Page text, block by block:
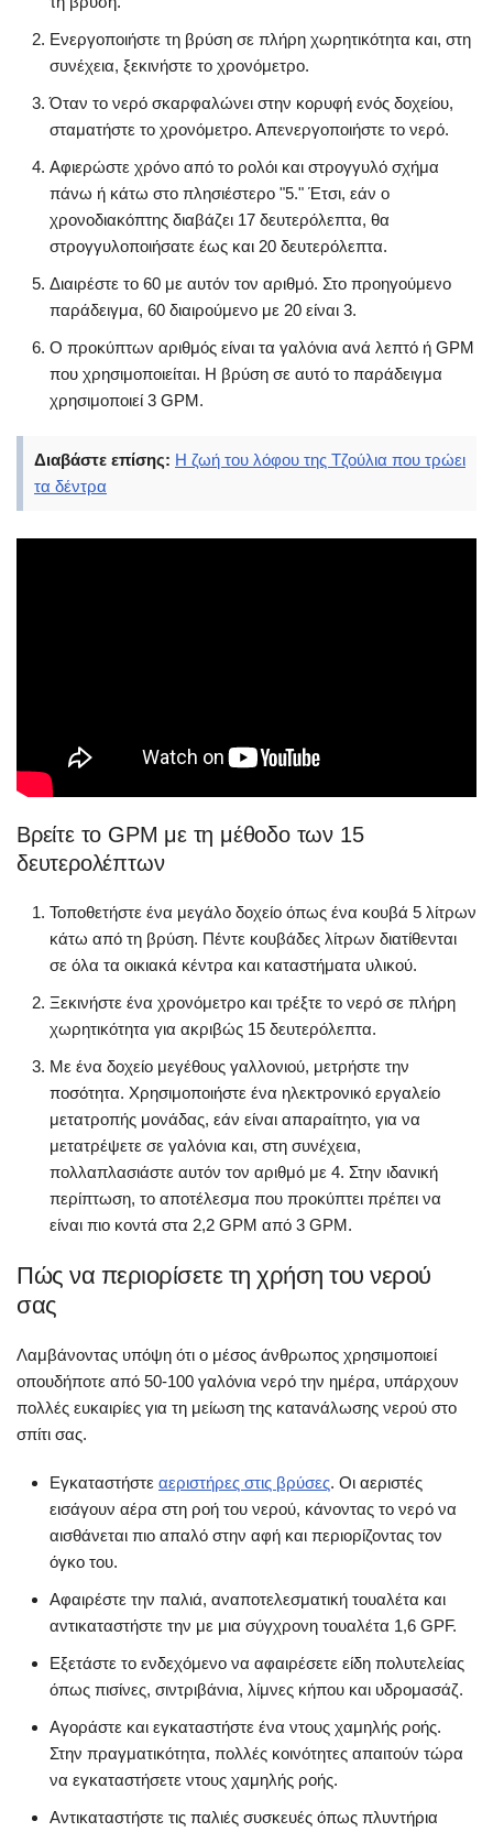
Ενεργοποιήστε τη βρύση σε πλήρη χωρητικότητα και, στη
συνέχεια, ξεκινήστε το χρονόμετρο.
Όταν το νερό σκαρφαλώνει στην κορυφή ενός δοχείου,
σταματήστε το χρονόμετρο. Απενεργοποιήστε το νερό.
Αφιερώστε χρόνο από το ρολόι και στρογγυλό σχήμα
πάνω ή κάτω στο πλησιέστερο "5." Έτσι, εάν ο
χρονοδιακόπτης διαβάζει 17 δευτερόλεπτα, θα
στρογγυλοποιήσατε έως και 20 δευτερόλεπτα.
Διαιρέστε το 60 με αυτόν τον αριθμό. Στο προηγούμενο
παράδειγμα, 60 διαιρούμενο με 20 είναι 3.
Ο προκύπτων αριθμός είναι τα γαλόνια ανά λεπτό ή GPM
που χρησιμοποιείται. Η βρύση σε αυτό το παράδειγμα
χρησιμοποιεί 3 GPM.
Διαβάστε επίσης: Η ζωή του λόφου της Τζούλια που τρώει
τα δέντρα
Βρείτε το GPM με τη μέθοδο των 15
δευτερολέπτων
Τοποθετήστε ένα μεγάλο δοχείο όπως ένα κουβά 5 λίτρων
κάτω από τη βρύση. Πέντε κουβάδες λίτρων διατίθενται
σε όλα τα οικιακά κέντρα και καταστήματα υλικού.
Ξεκινήστε ένα χρονόμετρο και τρέξτε το νερό σε πλήρη
χωρητικότητα για ακριβώς 15 δευτερόλεπτα.
Με ένα δοχείο μεγέθους γαλλονιού, μετρήστε την
ποσότητα. Χρησιμοποιήστε ένα ηλεκτρονικό εργαλείο
μετατροπής μονάδας, εάν είναι απαραίτητο, για να
μετατρέψετε σε γαλόνια και, στη συνέχεια,
πολλαπλασιάστε αυτόν τον αριθμό με 4. Στην ιδανική
περίπτωση, το αποτέλεσμα που προκύπτει πρέπει να
είναι πιο κοντά στα 2,2 GPM από 3 GPM.
Πώς να περιορίσετε τη χρήση του νερού
σας
Λαμβάνοντας υπόψη ότι ο μέσος άνθρωπος χρησιμοποιεί
οπουδήποτε από 50-100 γαλόνια νερό την ημέρα, υπάρχουν
πολλές ευκαιρίες για τη μείωση της κατανάλωσης νερού στο
σπίτι σας.
Εγκαταστήστε αεριστήρες στις βρύσες. Οι αεριστές
εισάγουν αέρα στη ροή του νερού, κάνοντας το νερό να
αισθάνεται πιο απαλό στην αφή και περιορίζοντας τον
όγκο του.
Αφαιρέστε την παλιά, αναποτελεσματική τουαλέτα και
αντικαταστήστε την με μια σύγχρονη τουαλέτα 1,6 GPF.
Εξετάστε το ενδεχόμενο να αφαιρέσετε είδη πολυτελείας
όπως πισίνες, σιντριβάνια, λίμνες κήπου και υδρομασάζ.
Αγοράστε και εγκαταστήστε ένα ντους χαμηλής ροής.
Στην πραγματικότητα, πολλές κοινότητες απαιτούν τώρα
να εγκαταστήσετε ντους χαμηλής ροής.
Αντικαταστήστε τις παλιές συσκευές όπως πλυντήρια